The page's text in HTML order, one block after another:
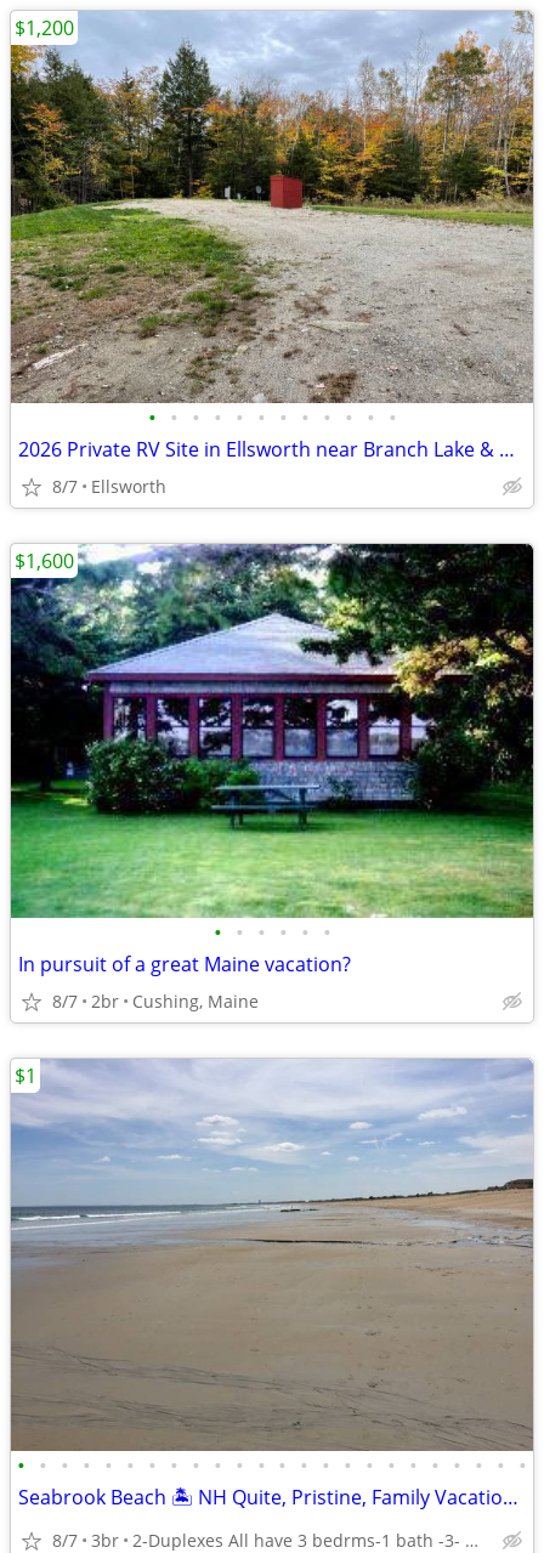
• • • • • • • • • • • •
2026 Private RV Site in Ellsworth near Branch Lake & Acadia
8/7 Ellsworth
$1,200
• • • • • •
In pursuit of a great Maine vacation?
8/7 2br Cushing, Maine
$1,600
• • • • • • • • • • • • • • • • • • • • • • • •
Seabrook Beach 🏝️ NH Quite, Pristine, Family Vacation Spot By Owner
8/7 3br 2-Duplexes All have 3 bedrms-1 bath -3- min walk to Beach
$1